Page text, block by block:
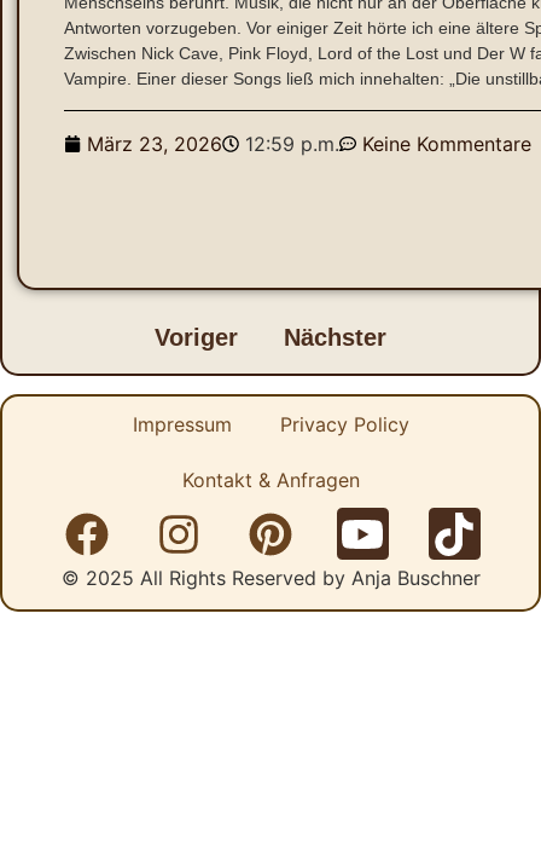
Antworten vorzugeben. Vor einiger Zeit hörte ich eine ältere
Zwischen Nick Cave, Pink Floyd, Lord of the Lost und Der W
Vampire. Einer dieser Songs ließ mich innehalten: „Die
März 23, 2026 12:59 p.m. Keine Kommentare
Voriger Nächster
Impressum Privacy Policy
Kontakt & Anfragen
© 2025 All Rights Reserved by Anja Buschner